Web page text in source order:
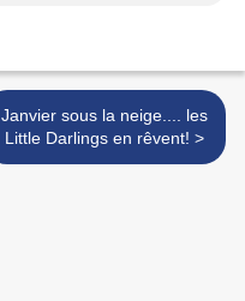
Janvier sous la neige.... les
Little Darlings en rêvent! >